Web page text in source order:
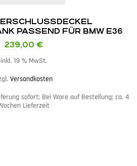
PASSEND FÜR BMW E36
239,00 €
inkl. 19 % MwSt.
Versandkosten
sofort; Bei Ware auf Bestellung; ca. 4
Lieferzeit